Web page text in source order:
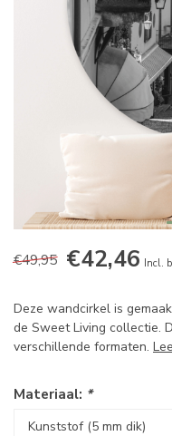
€49,95 €42,46 Incl.
Deze wandcirkel is
de Sweet Living collectie.
verschillende formaten.
Materiaal: *